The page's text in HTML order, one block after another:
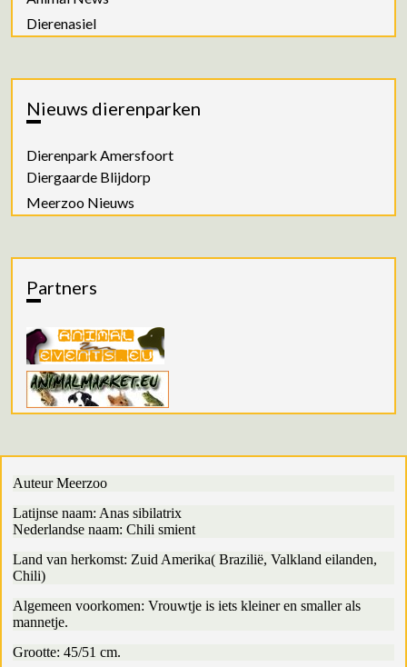
Dierenasiel
Nieuws dierenparken
Dierenpark Amersfoort
Diergaarde Blijdorp
Meerzoo Nieuws
Partners
Auteur Meerzoo
Latijnse naam: Anas sibilatrix
Nederlandse naam: Chili smient
Land van herkomst: Zuid Amerika( Brazilië, Valkland eilanden,
Chili)
Algemeen voorkomen: Vrouwtje is iets kleiner en smaller als
mannetje.
Grootte: 45/51 cm.